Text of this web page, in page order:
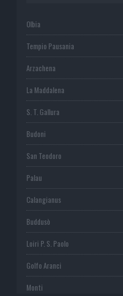
Olbia
Tempio Pausania
Arzachena
La Maddalena
S. T. Gallura
Budoni
San Teodoro
Palau
Calangianus
Buddusò
Loiri P. S. Paolo
Golfo Aranci
Monti